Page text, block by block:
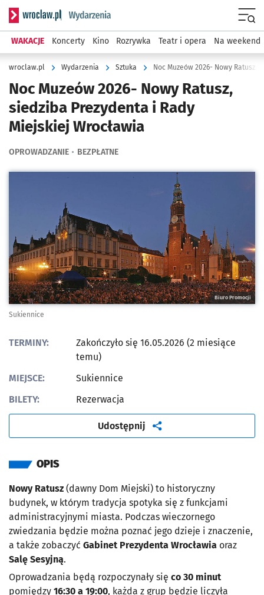
Serwis informacyjny wroclaw.pl podserwis: Wydarzenia
WAKACJE Koncerty Kino Rozrywka Teatr i opera Na weekend
wroclaw.pl Wydarzenia Sztuka Noc Muzeów 2026- Nowy Ratusz,
Noc Muzeów 2026- Nowy Ratusz,
siedziba Prezydenta i Rady
Miejskiej Wrocławia
OPROWADZANIE BEZPŁATNE
Kliknij, aby powiększyć
Biuro Promocji
Sukiennice
TERMINY:
Zakończyło się 16.05.2026 (2 miesiące
temu)
MIEJSCE:
Sukiennice
BILETY:
Rezerwacja
Udostępnij artykuł
OPIS
Nowy Ratusz (dawny Dom Miejski) to historyczny
budynek, w którym tradycja spotyka się z funkcjami
administracyjnymi miasta. Podczas wieczornego
zwiedzania będzie można poznać jego dzieje i znaczenie,
a także zobaczyć Gabinet Prezydenta Wrocławia oraz
Salę Sesyjną.
Oprowadzania będą rozpoczynały się co 30 minut
pomiędzy 16:30 a 19:00, każda z grup będzie liczyła